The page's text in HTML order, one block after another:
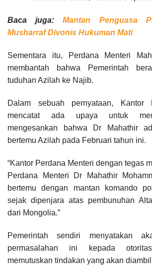
Baca juga:Mantan Penguasa
Musharraf Divonis Hukuman Mati
Sementara itu, Perdana Menteri
membantah bahwa Pemerintah
tuduhan Azilah ke Najib.
Dalam sebuah pernyataan, Kantor
mencatat ada upaya untuk
mengesankan bahwa Dr Mahathir
bertemu Azilah pada Februari tahun ini.
“Kantor Perdana Menteri dengan tegas
Perdana Menteri Dr Mahathir
bertemu dengan mantan komando
sejak dipenjara atas pembunuhan
dari Mongolia.”
Pemerintah sendiri menyatakan
permasalahan ini kepada
memutuskan tindakan yang akan